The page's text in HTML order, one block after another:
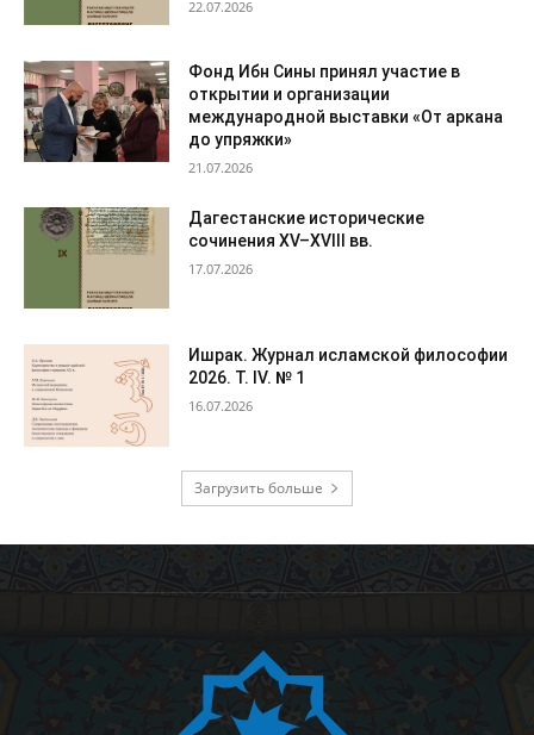
22.07.2026
Фонд Ибн Сины принял участие в
открытии и организации
международной выставки «От аркана
до упряжки»
21.07.2026
Дагестанские исторические
сочинения XV–XVIII вв.
17.07.2026
Ишрак. Журнал исламской философии
2026. Т. IV. № 1
16.07.2026
Загрузить больше